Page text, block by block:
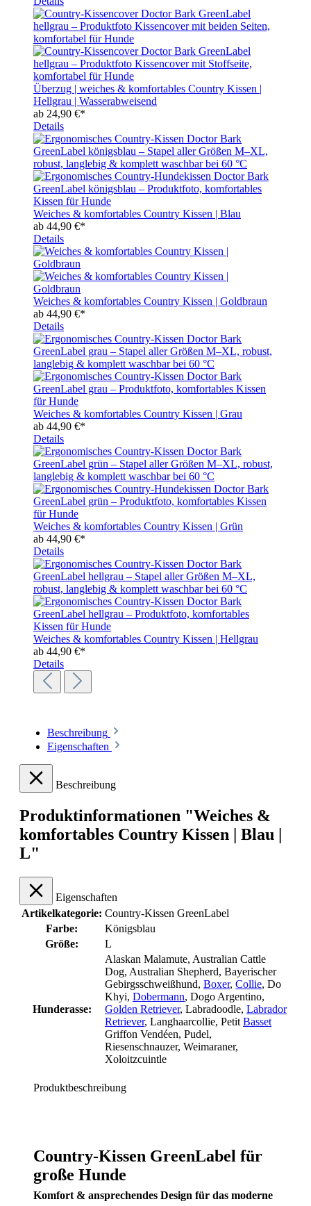
Überzug | weiches & komfortables Country Kissen |
Hellgrau | Wasserabweisend
ab 24,90 €*
Details
Weiches & komfortables Country Kissen | Blau
ab 44,90 €*
Details
Weiches & komfortables Country Kissen | Goldbraun
ab 44,90 €*
Details
Weiches & komfortables Country Kissen | Grau
ab 44,90 €*
Details
Weiches & komfortables Country Kissen | Grün
ab 44,90 €*
Details
Weiches & komfortables Country Kissen | Hellgrau
ab 44,90 €*
Details
Beschreibung
Eigenschaften
Beschreibung
Produktinformationen "Weiches &
komfortables Country Kissen | Blau |
L"
Eigenschaften
Artikelkategorie: Country-Kissen GreenLabel
Farbe:
Königsblau
Größe:
L
Hunderasse:
Alaskan Malamute, Australian Cattle
Dog, Australian Shepherd, Bayerischer
Gebirgsschweißhund, Boxer, Collie, Do
Khyi, Dobermann, Dogo Argentino,
Golden Retriever, Labradoodle, Labrador
Retriever, Langhaarcollie, Petit Basset
Griffon Vendéen, Pudel,
Riesenschnauzer, Weimaraner,
Xoloitzcuintle
Produktbeschreibung
Country-Kissen GreenLabel für
große Hunde
Komfort & ansprechendes Design für das moderne